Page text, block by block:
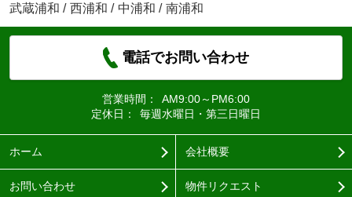
武蔵浦和 / 西浦和 / 中浦和 / 南浦和
電話でお問い合わせ
営業時間：
AM9:00～PM6:00
定休日：
毎週水曜日・第三日曜日
ホーム 会社概要
お問い合わせ 物件リクエスト